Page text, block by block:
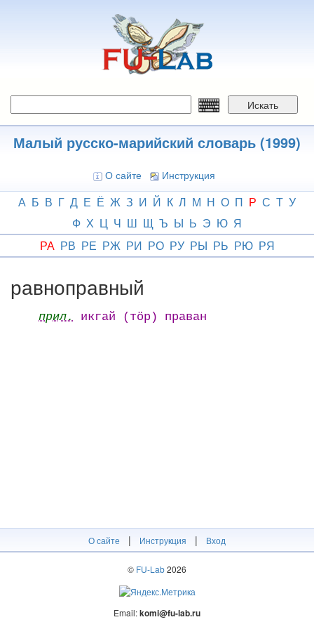
Искать
Малый русско-марийский словарь (1999)
О сайте Инструкция
А Б В Г Д Е Ё Ж З И Й К Л М Н О П Р С Т У
Ф Х Ц Ч Ш Щ Ъ Ы Ь Э Ю Я
РА РВ РЕ РЖ РИ РО РУ РЫ РЬ РЮ РЯ
равноправный
прил. икгай (тӧр) праван
О сайте | Инструкция | Вход
© FU-Lab2026
Email:komi@fu-lab.ru